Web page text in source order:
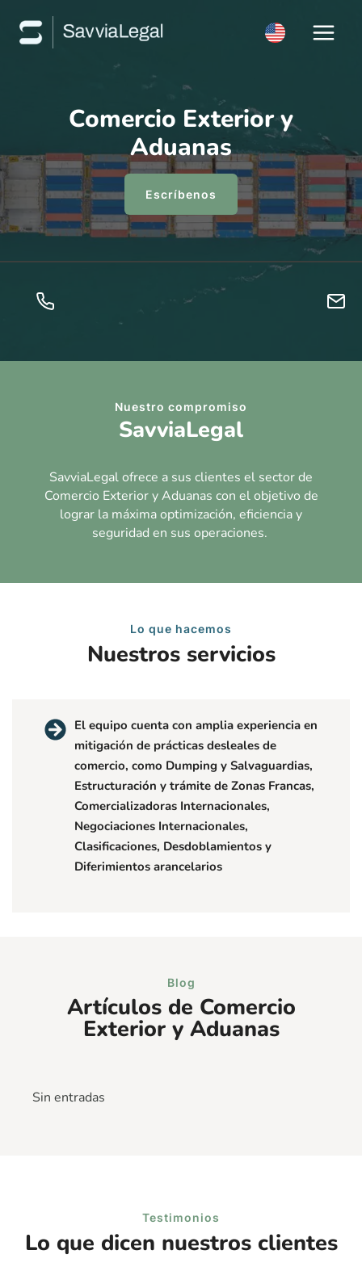
contenido
Comercio Exterior y
Aduanas
Escríbenos
Nuestro compromiso
SavviaLegal
SavviaLegal ofrece a sus clientes el sector de
Comercio Exterior y Aduanas con el objetivo de
lograr la máxima optimización, eficiencia y
seguridad en sus operaciones.
Lo que hacemos
Nuestros servicios
El equipo cuenta con amplia experiencia en
mitigación de prácticas desleales de
comercio, como Dumping y Salvaguardias,
Estructuración y trámite de Zonas Francas,
Comercializadoras Internacionales,
Negociaciones Internacionales,
Clasificaciones, Desdoblamientos y
Diferimientos arancelarios
Blog
Artículos de Comercio
Exterior y Aduanas
Sin entradas
Testimonios
Lo que dicen nuestros clientes